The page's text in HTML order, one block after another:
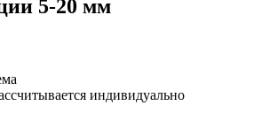
5-20 мм
индивидуально